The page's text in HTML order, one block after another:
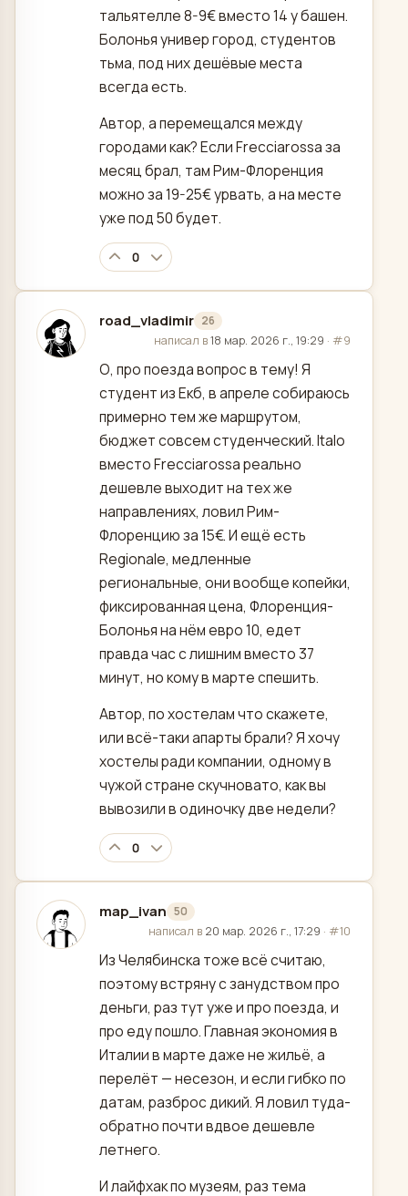
тальятелле 8-9€ вместо 14 у башен.
Болонья универ город, студентов
тьма, под них дешёвые места
всегда есть.
Автор, а перемещался между
городами как? Если Frecciarossa за
месяц брал, там Рим-Флоренция
можно за 19-25€ урвать, а на месте
уже под 50 будет.
0
road_vladimir 26
отредактировано
написал в18 мар. 2026 г., 19:29 · #9
О, про поезда вопрос в тему! Я
студент из Екб, в апреле собираюсь
примерно тем же маршрутом,
бюджет совсем студенческий. Italo
вместо Frecciarossa реально
дешевле выходит на тех же
направлениях, ловил Рим-
Флоренцию за 15€. И ещё есть
Regionale, медленные
региональные, они вообще копейки,
фиксированная цена, Флоренция-
Болонья на нём евро 10, едет
правда час с лишним вместо 37
минут, но кому в марте спешить.
Автор, по хостелам что скажете,
или всё-таки апарты брали? Я хочу
хостелы ради компании, одному в
чужой стране скучновато, как вы
вывозили в одиночку две недели?
0
map_ivan 50
отредактировано
написал в 20 мар. 2026 г., 17:29 · #10
Из Челябинска тоже всё считаю,
поэтому встряну с занудством про
деньги, раз тут уже и про поезда, и
про еду пошло. Главная экономия в
Италии в марте даже не жильё, а
перелёт — несезон, и если гибко по
датам, разброс дикий. Я ловил туда-
обратно почти вдвое дешевле
летнего.
И лайфхак по музеям, раз тема